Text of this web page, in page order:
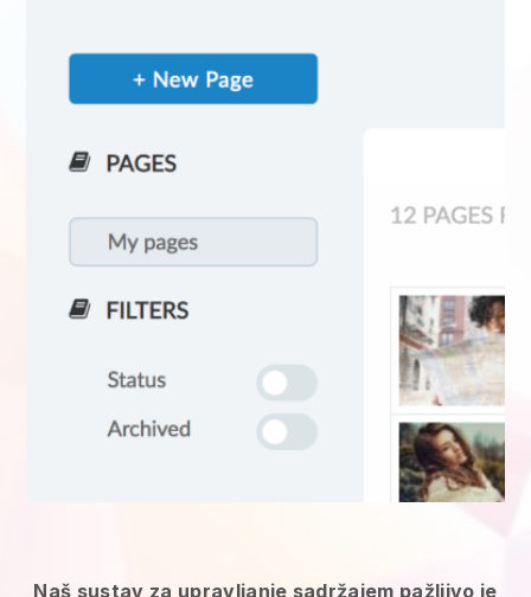
Naš sustav za upravljanje sadržajem pažljivo je